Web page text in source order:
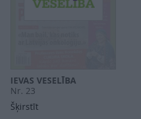
IEVAS VESELĪBA
Nr. 23
Šķirstīt